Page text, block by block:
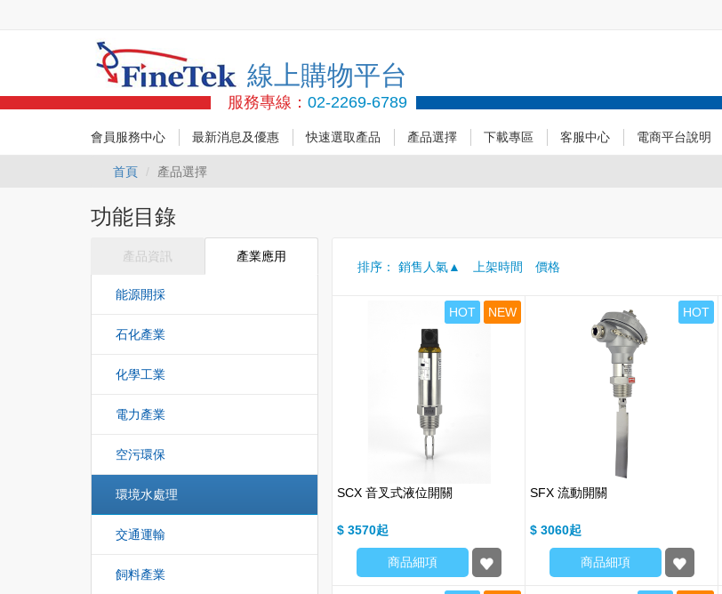
線上購物平台
服務專線： 02-2269-6789
會員服務中心 最新消息及優惠 快速選取產品 產品選擇 下載專區 客服中心 電商平台說明
首頁 產品選擇
功能目錄
產品資訊 產業應用
能源開採
石化產業
化學工業
電力產業
空污環保
環境水處理
交通運輸
飼料產業
排序：銷售人氣 上架時間 價格
HOT NEW
SCX 音叉式液位開關
$ 3570
商品細項
HOT
SFX 流動開關
$ 3060
商品細項